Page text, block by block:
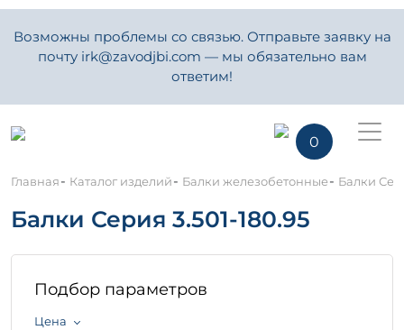
Возможны проблемы со связью. Отправьте заявку на
почту irk@zavodjbi.com — мы обязательно вам
ответим!
0
Главная- Каталог изделий- Балки железобетонные- Балки
Балки Серия 3.501-180.95
Подбор параметров
Цена